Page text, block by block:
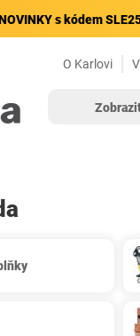
s kódem
O Karlovi